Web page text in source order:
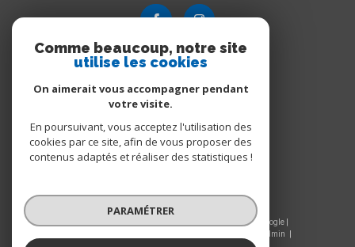
Adhérents
© 2026 | Tous droits réservés | Traduction powered by Google |
Admin
Comme beaucoup, notre site
utilise les cookies
On aimerait vous accompagner pendant
votre visite.
En poursuivant, vous acceptez l'utilisation des
cookies par ce site, afin de vous proposer des
contenus adaptés et réaliser des statistiques !
PARAMÉTRER